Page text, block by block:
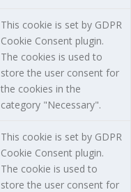
This cookie is set by GDPR
Cookie Consent plugin.
The cookies is used to
store the user consent for
the cookies in the
category "Necessary".
This cookie is set by GDPR
Cookie Consent plugin.
The cookie is used to
store the user consent for